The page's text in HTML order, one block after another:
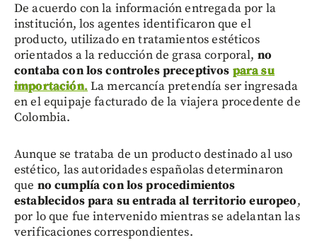
De acuerdo con la información entregada por la
institución, los agentes identificaron que el
producto, utilizado en tratamientos estéticos
orientados a la reducción de grasa corporal, no
contaba con los controles preceptivos para su
importación. La mercancía pretendía ser ingresada
en el equipaje facturado de la viajera procedente de
Colombia.
Aunque se trataba de un producto destinado al uso
estético, las autoridades españolas determinaron
que no cumplía con los procedimientos
establecidos para su entrada al territorio europeo,
por lo que fue intervenido mientras se adelantan las
verificaciones correspondientes.